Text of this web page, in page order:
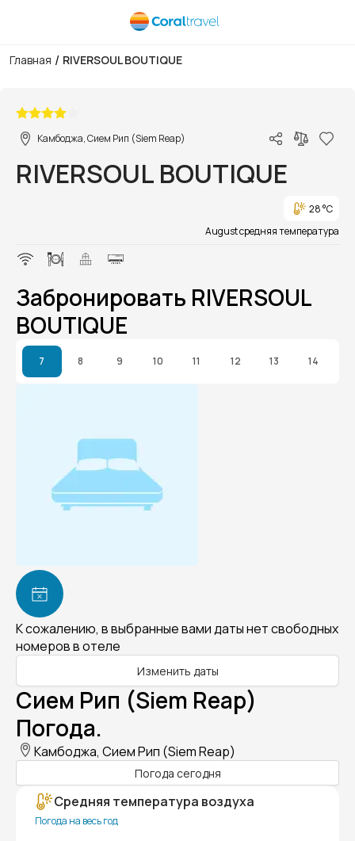
Главная / RIVERSOUL BOUTIQUE
Камбоджа, Сием Рип (Siem Reap)
RIVERSOUL BOUTIQUE
28 °C
August средняя температура
Забронировать RIVERSOUL
BOUTIQUE
7 8 9 10 11 12 13 14
К сожалению, в выбранные вами даты нет свободных
номеров в отеле
Изменить даты
Сием Рип (Siem Reap)
Погода.
Камбоджа, Сием Рип (Siem Reap)
Погода сегодня
Средняя температура воздуха
Погода на весь год